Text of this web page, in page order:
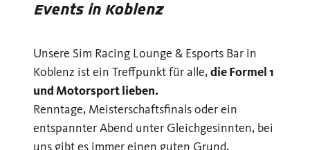
Events in Koblenz
Unsere Sim Racing Lounge & Esports Bar in
Koblenz ist ein Treffpunkt für alle, die Formel 1
und Motorsport lieben.
Renntage, Meisterschaftsfinals oder ein
entspannter Abend unter Gleichgesinnten, bei
uns gibt es immer einen guten Grund,